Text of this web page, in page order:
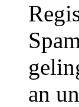
an